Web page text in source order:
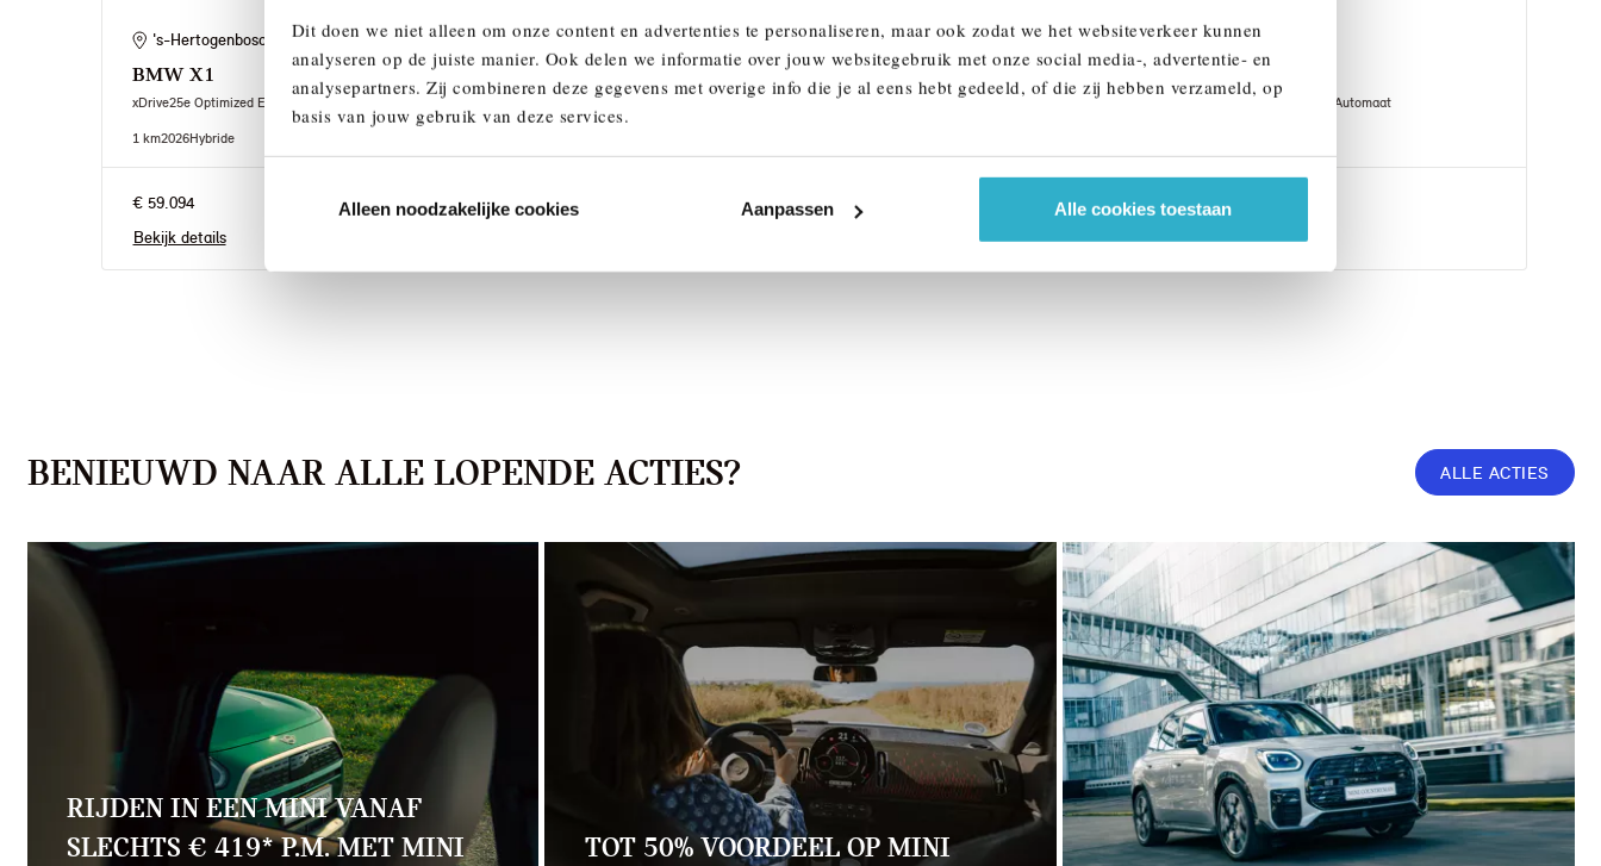
Dit doen we niet alleen om onze content en advertenties te personaliseren, maar ook zodat we het websiteverkeer kunnen
analyseren op de juiste manier. Ook delen we informatie over jouw websitegebruik met onze social media-, advertentie- en
analysepartners. Zij combineren deze gegevens met overige info die je al eens hebt gedeeld, of die zij hebben verzameld, op
basis van jouw gebruik van deze services.
Alleen noodzakelijke cookies Aanpassen Alle cookies toestaan
's-Hertogenbosch
BMW X1
xDrive25e Optimized Edition Automaat
1 km2026Hybride
€ 59.094
Bekijk details
Eindhoven
xDrive25e M Sport Automaat
€ 63.503
Eindhoven
BMW
xDrive25e xLine Automaat
€ 63.570
Eindhoven
xDrive25e M Sport Automaat
€ 64.506
Bekijk details
BENIEUWD NAAR ALLE LOPENDE ACTIES? ALLE ACTIES
RIJDEN IN EEN MINI VANAF
SLECHTS € 419* P.M. MET MINI
TOT 50% VOORDEEL OP MINI